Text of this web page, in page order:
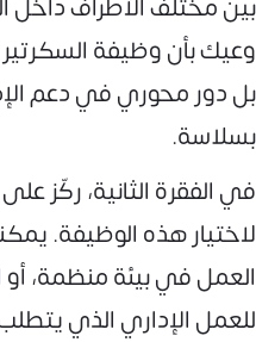
بين مختلف الأطراف
وعيك بأن وظيفة
بل دور محوري في دعم
بسلاسة.
في الفقرة الثانية، ركّز
لاختيار هذه الوظيفة.
العمل في بيئة منظمة،
للعمل الإداري الذي